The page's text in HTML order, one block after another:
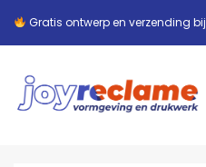
Gratis ontwerp en verzending bij